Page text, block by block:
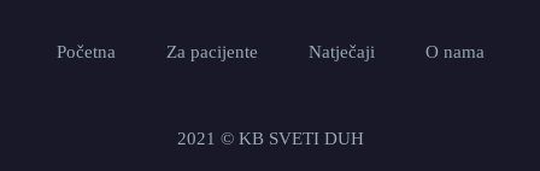
Početna Za pacijente Natječaji O nama
2021 © KB SVETI DUH